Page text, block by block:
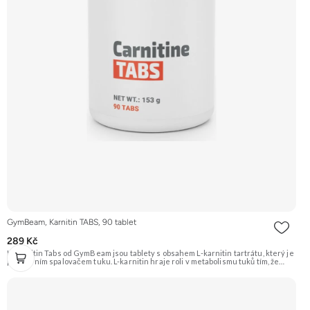
GymBeam, Karnitin TABS, 90 tablet
289 Kč
L-Karnitin Tabs od GymBeam jsou tablety s obsahem L-karnitin tartrátu, který je
populárním spalovačem tuku. L-karnitin hraje roli v metabolismu tuků tím, že